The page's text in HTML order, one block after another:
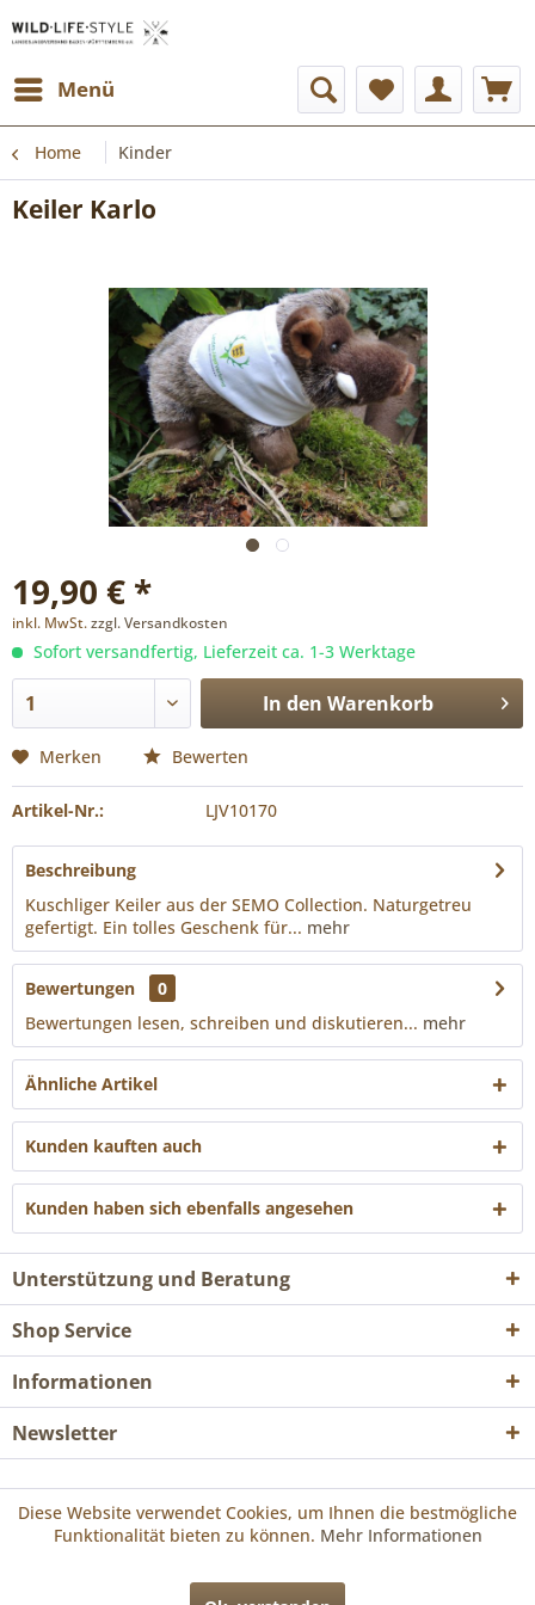
Menü
Home Kinder
Keiler Karlo
19,90 € *
inkl. MwSt.zzgl. Versandkosten
Sofort versandfertig, Lieferzeit ca. 1-3 Werktage
In den Warenkorb
Merken Bewerten
Artikel-Nr.: LJV10170
Beschreibung
Kuschliger Keiler aus der SEMO Collection. Naturgetreu
gefertigt. Ein tolles Geschenk für... mehr
Bewertungen
0
Bewertungen lesen, schreiben und diskutieren... mehr
Ähnliche Artikel
Kunden kauften auch
Kunden haben sich ebenfalls angesehen
Unterstützung und Beratung
Shop Service
Informationen
Newsletter
Nachnahmegebühren, wenn nicht anders beschrieben
Diese Website verwendet Cookies, um Ihnen die bestmögliche
Funktionalität bieten zu können. Mehr Informationen